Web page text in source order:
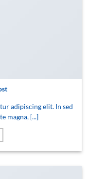
adipiscing elit. In sed
magna, [...]